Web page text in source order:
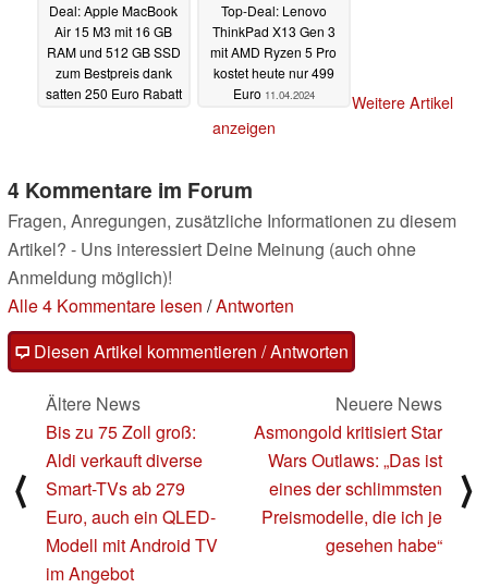
Deal: Apple MacBook
Air 15 M3 mit 16 GB
RAM und 512 GB SSD
zum Bestpreis dank
satten 250 Euro Rabatt
Top-Deal: Lenovo
ThinkPad X13 Gen 3
mit AMD Ryzen 5 Pro
kostet heute nur 499
Euro 11.04.2024
Weitere Artikel
anzeigen
4 Kommentare im Forum
Fragen, Anregungen, zusätzliche Informationen zu diesem
Artikel? - Uns interessiert Deine Meinung (auch ohne
Anmeldung möglich)!
Alle 4 Kommentare lesen /Antworten
Diesen Artikel kommentieren / Antworten
⟨
Ältere News
Bis zu 75 Zoll groß:
Aldi verkauft diverse
Smart-TVs ab 279
Euro, auch ein QLED-
Modell mit Android TV
im Angebot
Neuere News
Asmongold kritisiert Star
Wars Outlaws: „Das ist
eines der schlimmsten
Preismodelle, die ich je
gesehen habe“
⟩